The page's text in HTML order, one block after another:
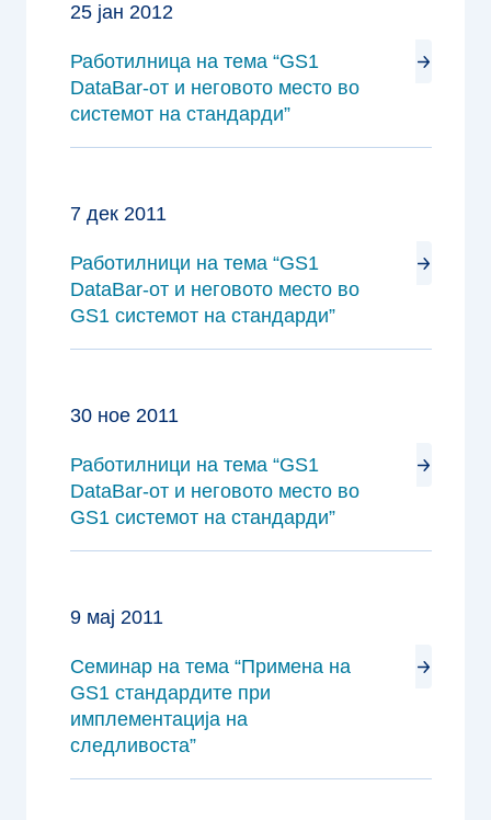
25 јан 2012
Работилница на тема “GS1
DataBar-от и неговото место во
системот на стандарди”
7 дек 2011
Работилници на тема “GS1
DataBar-от и неговото место во
GS1 системот на стандарди”
30 ное 2011
Работилници на тема “GS1
DataBar-от и неговото место во
GS1 системот на стандарди”
9 мај 2011
Семинар на тема “Примена на
GS1 стандардите при
имплементација на
следливоста”